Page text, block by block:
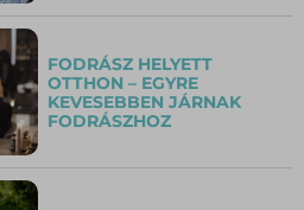
FODRÁSZ HELYETT
OTTHON – EGYRE
KEVESEBBEN JÁRNAK
FODRÁSZHOZ